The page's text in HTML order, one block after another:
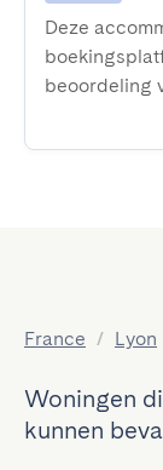
Deze
beoordeling
France / Lyon
Woningen
kunnen